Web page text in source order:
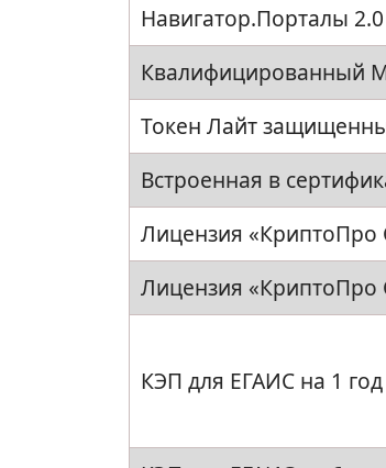
Навигатор.Порталы 2.0
Квалифицированный
Токен Лайт
Встроенная в
Лицензия «КриптоПро
Лицензия «КриптоПро
КЭП для ЕГАИС на 1 год